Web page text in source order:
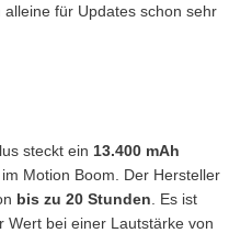
für Updates schon sehr
steckt ein 13.400 mAh
Motion Boom. Der Hersteller
bis zu 20 Stunden . Es ist
Wert bei einer Lautstärke von